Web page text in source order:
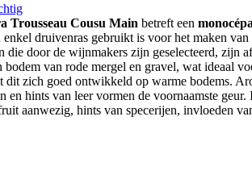
Trousseau Cousu Main betreft een
enkel druivenras gebruikt is voor het maken
die door de wijnmakers zijn geselecteerd, zijn
bodem van rode mergel en gravel, wat ideaal
dit zich goed ontwikkeld op warme bodems.
en hints van leer vormen de voornaamste geur.
aanwezig, hints van specerijen, invloeden